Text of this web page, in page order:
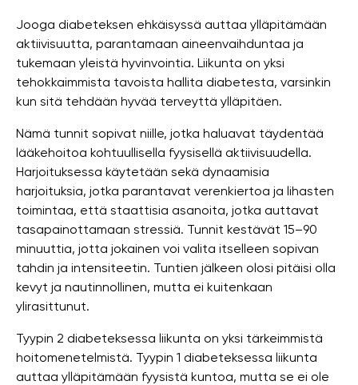
Jooga diabeteksen ehkäisyssä auttaa ylläpitämään
aktiivisuutta, parantamaan aineenvaihduntaa ja
tukemaan yleistä hyvinvointia. Liikunta on yksi
tehokkaimmista tavoista hallita diabetesta, varsinkin
kun sitä tehdään hyvää terveyttä ylläpitäen.
Nämä tunnit sopivat niille, jotka haluavat täydentää
lääkehoitoa kohtuullisella fyysisellä aktiivisuudella.
Harjoituksessa käytetään sekä dynaamisia
harjoituksia, jotka parantavat verenkiertoa ja lihasten
toimintaa, että staattisia asanoita, jotka auttavat
tasapainottamaan stressiä. Tunnit kestävät 15–90
minuuttia, jotta jokainen voi valita itselleen sopivan
tahdin ja intensiteetin. Tuntien jälkeen olosi pitäisi olla
kevyt ja nautinnollinen, mutta ei kuitenkaan
ylirasittunut.
Tyypin 2 diabeteksessa liikunta on yksi tärkeimmistä
hoitomenetelmistä. Tyypin 1 diabeteksessa liikunta
auttaa ylläpitämään fyysistä kuntoa, mutta se ei ole